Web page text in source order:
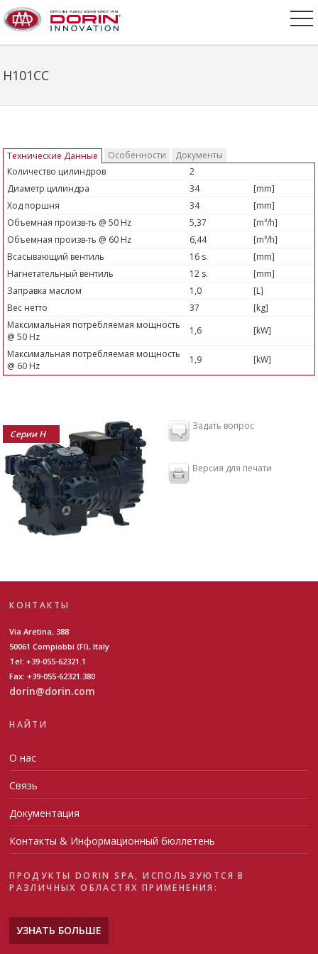
H101CC
Технические Данные Особенности
Документы
Количество цилиндров
2
Диаметр цилиндра
34
[mm]
Ход поршня
34
[mm]
Объемная произв-ть @ 50 Hz
5,37
[m³/h]
Объемная произв-ть @ 60 Hz
6,44
[m³/h]
Всасывающий вентиль
16 s.
[mm]
Нагнетательный вентиль
12 s.
[mm]
Заправка маслом
1,0
[L]
Вес нетто
37
[kg]
Максимальная потребляемая мощность
@ 50 Hz
1,6
[kW]
Максимальная потребляемая мощность
@ 60 Hz
1,9 [kW]
Серии H
Задать вопрос
Версия для печати
КОНТАКТЫ
Via Aretina, 388
50061 Compiobbi (FI), Italy
Tel: +39-055-62321.1
Fax: +39-055-62321.380
dorin@dorin.com
НАЙТИ
О нас
Связь
Документация
Контакты & Информационный бюллетень
ПРОДУКТЫ DORIN SPA, ИСПОЛЬЗУЮТСЯ В
РАЗЛИЧНЫХ ОБЛАСТЯХ ПРИМЕНЕНИЯ:
УЗНАТЬ БОЛЬШЕ